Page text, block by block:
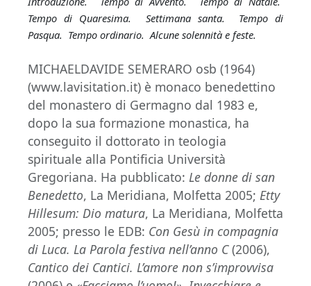
Tempo di Quaresima. Settimana santa. Tempo di
Pasqua. Tempo ordinario. Alcune solennità e feste.
MICHAELDAVIDE SEMERARO osb (1964)
(www.lavisitation.it) è monaco benedettino
del monastero di Germagno dal 1983 e,
dopo la sua formazione monastica, ha
conseguito il dottorato in teologia
spirituale alla Pontificia Università
Gregoriana. Ha pubblicato: Le donne di san
Benedetto, La Meridiana, Molfetta 2005; Etty
Hillesum: Dio matura, La Meridiana, Molfetta
2005; presso le EDB: Con Gesù in compagnia
di Luca. La Parola festiva nell’anno C(2006),
Cantico dei Cantici. L’amore non s’improvvisa